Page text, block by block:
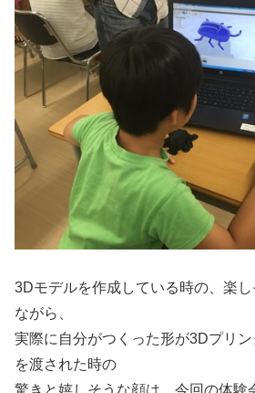
3Dモデルを作成している時の、楽
ながら、
実際に自分がつくった形が3Dプリ
を渡された時の